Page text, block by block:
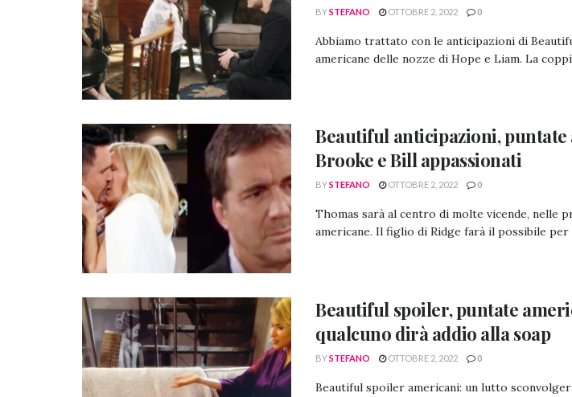
BYSTEFANO OTTOBRE 2, 2022 0
Abbiamo trattato con le anticipazioni di
americane delle nozze di Hope e Liam. La
Beautiful anticipazioni, puntate
Brooke e Bill appassionati
BYSTEFANO OTTOBRE 2, 2022 0
Thomas sarà al centro di molte vicende, nelle
americane. Il figlio di Ridge farà il possibile per
Beautiful spoiler, puntate
qualcuno dirà addio alla soap
BYSTEFANO OTTOBRE 2, 2022 0
Beautiful spoiler americani: un lutto